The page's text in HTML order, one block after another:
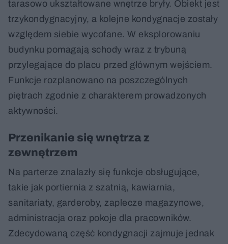
tarasowo ukształtowane wnętrze bryły. Obiekt jest
trzykondygnacyjny, a kolejne kondygnacje zostały
względem siebie wycofane. W eksplorowaniu
budynku pomagają schody wraz z trybuną
przylegające do placu przed głównym wejściem.
Funkcje rozplanowano na poszczególnych
piętrach zgodnie z charakterem prowadzonych
aktywności.
Przenikanie się wnętrza z
zewnętrzem
Na parterze znalazły się funkcje obsługujące,
takie jak portiernia z szatnią, kawiarnia,
sanitariaty, garderoby, zaplecze magazynowe,
administracja oraz pokoje dla pracowników.
Zdecydowaną część kondygnacji zajmuje jednak